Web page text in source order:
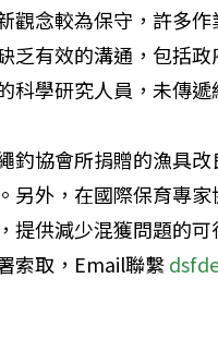
觀念較為保守，許多
乏有效的溝通，包括
科學研究人員，未傳遞
釣協會所捐贈的漁具
另外，在國際保育專
提供減少混獲問題的
索取，Email聯繫